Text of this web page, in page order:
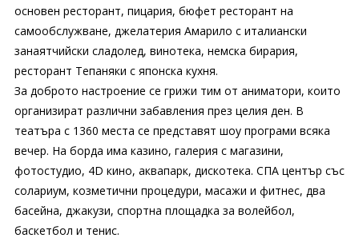
основен ресторант, пицария, бюфет ресторант на
самообслужване, джелатерия Амарило с италиански
занаятчийски сладолед, винотека, немска бирария,
ресторант Тепаняки с японска кухня.
За доброто настроение се грижи тим от аниматори, които
организират различни забавления през целия ден. В
театъра с 1360 места се представят шоу програми всяка
вечер. На борда има казино, галерия с магазини,
фотостудио, 4D кино, аквапарк, дискотека. СПА център със
солариум, козметични процедури, масажи и фитнес, два
басейна, джакузи, спортна площадка за волейбол,
баскетбол и тенис.